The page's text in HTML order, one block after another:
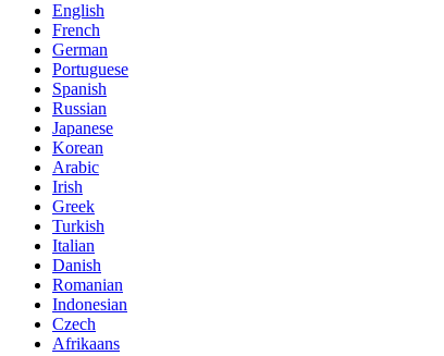
English
French
German
Portuguese
Spanish
Russian
Japanese
Korean
Arabic
Irish
Greek
Turkish
Italian
Danish
Romanian
Indonesian
Czech
Afrikaans